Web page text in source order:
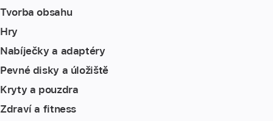
Tvorba obsahu
Hry
Nabíječky a adaptéry
Pevné disky a úložiště
Kryty a pouzdra
Zdraví a fitness